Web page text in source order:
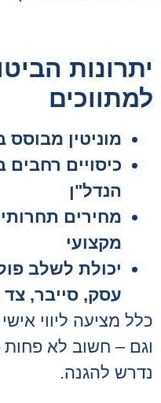
יתרונות
למתווכים
מוניטין
כיסויים
הנדל"ן
מחירים
מקצועי
יכולת לשלב
עסק, סייבר, צד
כלל מציעה ליווי
וגם – חשוב לא
נדרש להגנה.